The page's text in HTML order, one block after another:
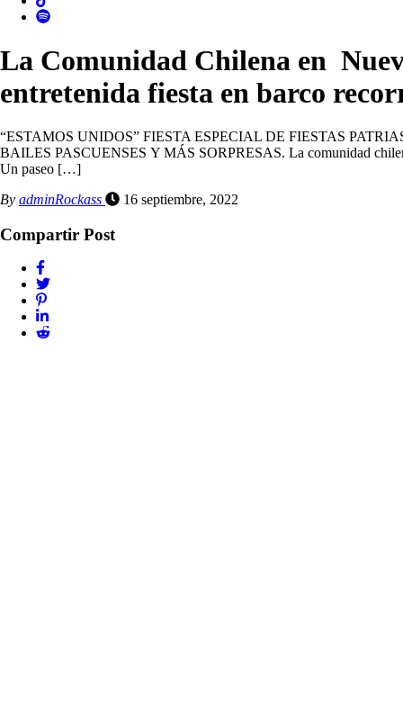
La Comunidad Chilena en
entretenida fiesta en barco
“ESTAMOS UNIDOS” FIESTA ESPECIAL DE FIESTAS
BAILES PASCUENSES Y MÁS SORPRESAS. La comunidad
Un paseo […]
By adminRockass 16 septiembre, 2022
Compartir Post